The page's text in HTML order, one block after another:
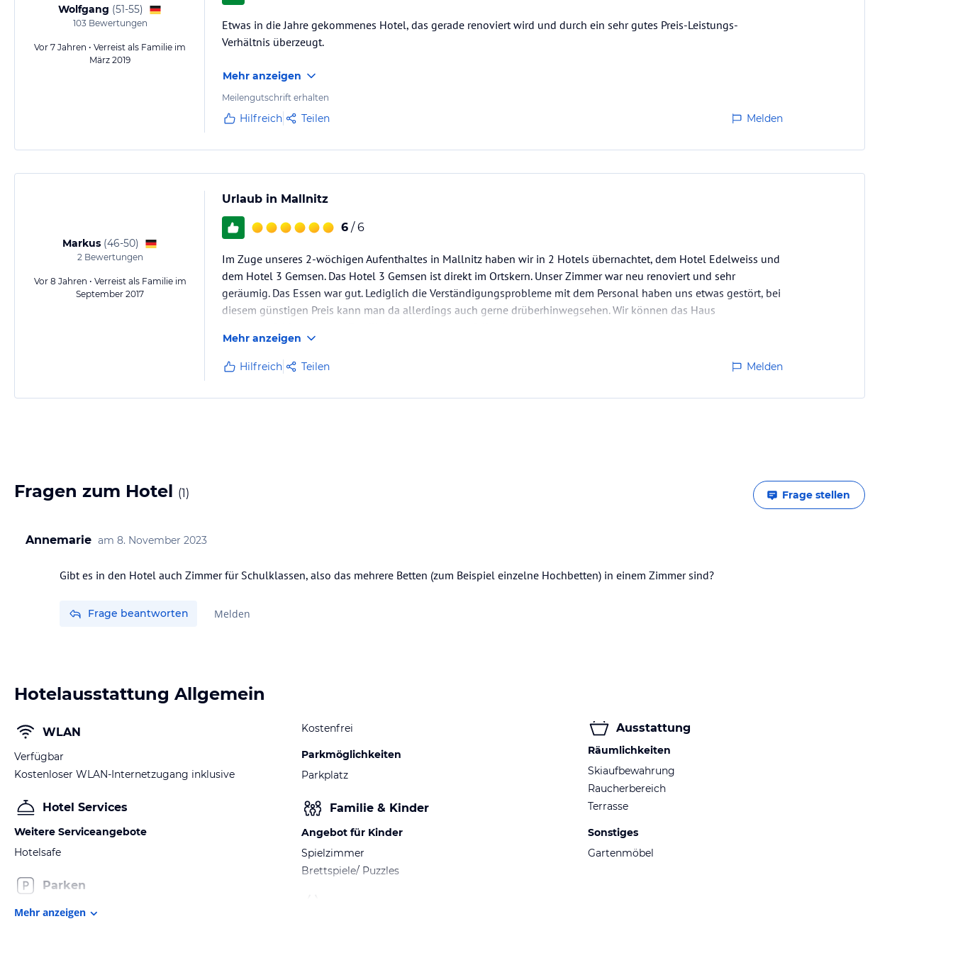
Wolfgang (51-55)
103Bewertungen
Vor 7 Jahren • Verreist als Familie im
März 2019
Etwas in die Jahre gekommenes Hotel, das gerade renoviert wird und durch ein sehr gutes Preis-Leistungs-
Verhältnis überzeugt.
Mehr anzeigen
Meilengutschrift erhalten
Hilfreich Teilen Melden
Markus (46-50)
2Bewertungen
Vor 8 Jahren • Verreist als Familie im
September 2017
Urlaub in Mallnitz
6 / 6
Im Zuge unseres 2-wöchigen Aufenthaltes in Mallnitz haben wir in 2 Hotels übernachtet, dem Hotel Edelweiss und
dem Hotel 3 Gemsen. Das Hotel 3 Gemsen ist direkt im Ortskern. Unser Zimmer war neu renoviert und sehr
geräumig. Das Essen war gut. Lediglich die Verständigungsprobleme mit dem Personal haben uns etwas gestört, bei
diesem günstigen Preis kann man da allerdings auch gerne drüberhinwegsehen. Wir können das Haus
Mehr anzeigen
Hilfreich Teilen Melden
Fragen zum Hotel (1) Frage stellen
Annemarie am 8. November 2023
Frage beantworten Melden
Hotelausstattung Allgemein
WLAN
Verfügbar
Kostenloser WLAN-Internetzugang inklusive
Hotel Services
Weitere Serviceangebote
Hotelsafe
Parken
Kostenfrei
Parkmöglichkeiten
Parkplatz
Familie & Kinder
Angebot für Kinder
Spielzimmer
Brettspiele/ Puzzles
Ausstattung
Räumlichkeiten
Skiaufbewahrung
Raucherbereich
Terrasse
Sonstiges
Gartenmöbel
Mehr anzeigen